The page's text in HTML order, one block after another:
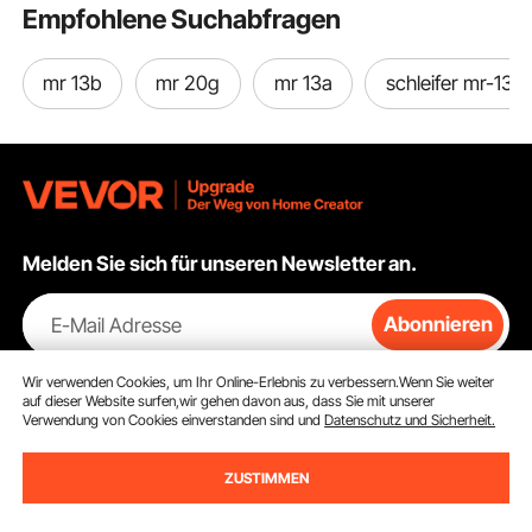
Empfohlene Suchabfragen
mr 13b mr 20g mr 13a schleifer mr-13b
Melden Sie sich für unseren Newsletter an.
E-Mail Adresse Abonnieren
Durch Klicken auf die Schaltflächeabonnierenstimmen Sie unseren
Datenschutz- und Cookie-Richtlinienzu.
Kundenservice
Wir verwenden Cookies, um Ihr Online-Erlebnis zu verbessern.Wenn Sie weiter
auf dieser Website surfen,wir gehen davon aus, dass Sie mit unserer
Verwendung von Cookies einverstanden sind undDatenschutz und Sicherheit.
ZUSTIMMEN